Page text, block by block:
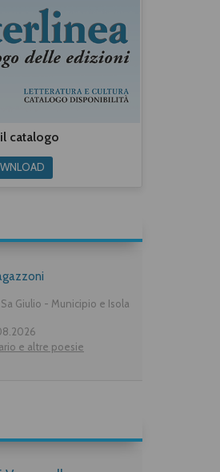
catalogo
Giulio - Municipio e Isola
e altre poesie